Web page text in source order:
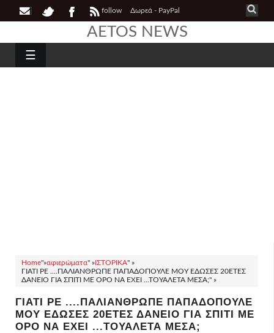
follow Δωρεά - PayPal
AETOS NEWS
☰
Home"»αφιερώματα" »ΙΣΤΟΡΙΚΑ" »
ΓΙΑΤΙ ΡΕ ....ΠΑΛΙΑΝΘΡΩΠΕ ΠΑΠΑΔΟΠΟΥΛΕ ΜΟΥ ΕΔΩΣΕΣ 20ΕΤΕΣ
ΔΑΝΕΙΟ ΓΙΑ ΣΠΙΤΙ ΜΕ ΟΡΟ ΝΑ ΕΧΕΙ ...ΤΟΥΑΛΕΤΑ ΜΕΣΑ;" »
ΓΙΑΤΙ ΡΕ ....ΠΑΛΙΑΝΘΡΩΠΕ ΠΑΠΑΔΟΠΟΥΛΕ
ΜΟΥ ΕΔΩΣΕΣ 20ΕΤΕΣ ΔΑΝΕΙΟ ΓΙΑ ΣΠΙΤΙ ΜΕ
ΟΡΟ ΝΑ ΕΧΕΙ ...ΤΟΥΑΛΕΤΑ ΜΕΣΑ;